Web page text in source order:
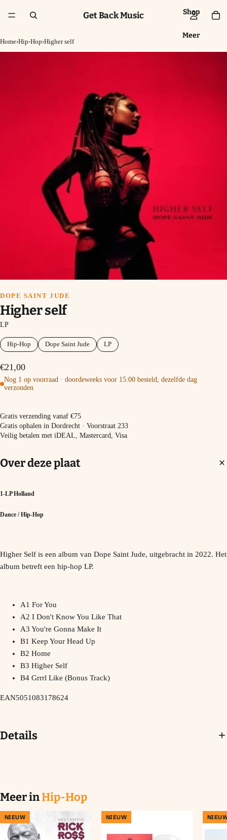
Shop
Meer
Get Back Music
Home›Hip-Hop›Higher self
DOPE SAINT JUDE
Higher self
LP
Hip-Hop Dope Saint Jude LP
€21,00
Nog 1 op voorraad · doordeweeks voor 15:00 besteld, dezelfde dag
verzonden
In winkelmand
Gratis verzending vanaf €75
Gratis ophalen in Dordrecht · Voorstraat 233
Veilig betalen met iDEAL, Mastercard, Visa
Over deze plaat
1-LP Holland
Dance / Hip-Hop
Higher Self is een album van Dope Saint Jude, uitgebracht in 2022. Het
album betreft een hip-hop LP.
A1 For You
A2 I Don't Know You Like That
A3 You're Gonna Make It
B1 Keep Your Head Up
B2 Home
B3 Higher Self
B4 Grrrl Like (Bonus Track)
EAN5051083178624
Details
Meer inHip-Hop
NIEUW NIEUW